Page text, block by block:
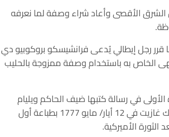
الشرق الأقصى وأعاد شراء وصفة لما نعرفه
1660 لعامة الشعب بعدما قرر رجل إيطالي يُدعى فرانشيسكو بروكوبيو دي
الخاص به باستخدام وصفة ممزوجة بالحليب
في رسالة كتبها ضيف الحاكم ويليام
بلادين في ولاية ماريلاند عام 1744، ثم قامت صحيفة نيويورك غازيت في 12 أيار/ مايو 1777 بطباعة أول
الأميركية.